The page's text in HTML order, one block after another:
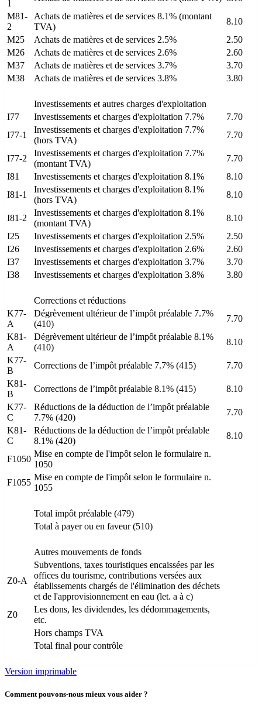
1
M81-
2
Achats de matières et de services 8.1% (montant
TVA)
8.10
M25
Achats de matières et de services 2.5%
2.50
M26
Achats de matières et de services 2.6%
2.60
M37
Achats de matières et de services 3.7%
3.70
M38
Achats de matières et de services 3.8% 3.80
Investissements et autres charges d'exploitation
I77
Investissements et charges d'exploitation 7.7%
7.70
I77-1
Investissements et charges d'exploitation 7.7%
(hors TVA)
7.70
I77-2
Investissements et charges d'exploitation 7.7%
(montant TVA)
7.70
I81
Investissements et charges d'exploitation 8.1%
8.10
I81-1
Investissements et charges d'exploitation 8.1%
(hors TVA)
8.10
I81-2
Investissements et charges d'exploitation 8.1%
(montant TVA)
8.10
I25
Investissements et charges d'exploitation 2.5%
2.50
I26
Investissements et charges d'exploitation 2.6%
2.60
I37
Investissements et charges d'exploitation 3.7%
3.70
I38
Investissements et charges d'exploitation 3.8% 3.80
Corrections et réductions
K77-
A
Dégrèvement ultérieur de l’impôt préalable 7.7%
(410)
7.70
K81-
A
Dégrèvement ultérieur de l’impôt préalable 8.1%
(410)
8.10
K77-
B
Corrections de l’impôt préalable 7.7% (415)
7.70
K81-
B
Corrections de l’impôt préalable 8.1% (415)
8.10
K77-
C
Réductions de la déduction de l’impôt préalable
7.7% (420)
7.70
K81-
C
Réductions de la déduction de l’impôt préalable
8.1% (420)
8.10
F1050
Mise en compte de l'impôt selon le formulaire n.
1050
F1055
Mise en compte de l'impôt selon le formulaire n.
1055
Total impôt préalable (479)
Total à payer ou en faveur (510)
Autres mouvements de fonds
Z0-A
Subventions, taxes touristiques encaissées par les
offices du tourisme, contributions versées aux
établissements chargés de l'élimination des déchets
et de l'approvisionnement en eau (let. a à c)
Z0
Les dons, les dividendes, les dédommagements,
etc.
Hors champs TVA
Total final pour contrôle
Version imprimable
Comment pouvons-nous mieux vous aider ?